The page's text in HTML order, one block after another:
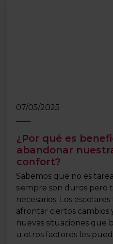
07/05/2025
¿Por qué es
abandonar
confort?
Sabemos que no es
siempre son duros pero
necesarios. Los
afrontar ciertos cambios
nuevas situaciones que
u otros factores les